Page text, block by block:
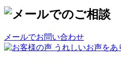
メールでお問い合わせ